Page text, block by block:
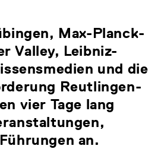
Max-Planck-
Valley, Leibniz-
und die
Reutlingen-
vier Tage lang
an.